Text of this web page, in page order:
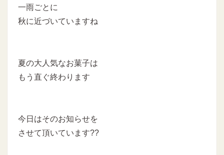
一雨ごとに
秋に近づいていますね
夏の大人気なお菓子は
もう直ぐ終わります
今日はそのお知らせを
させて頂いています??